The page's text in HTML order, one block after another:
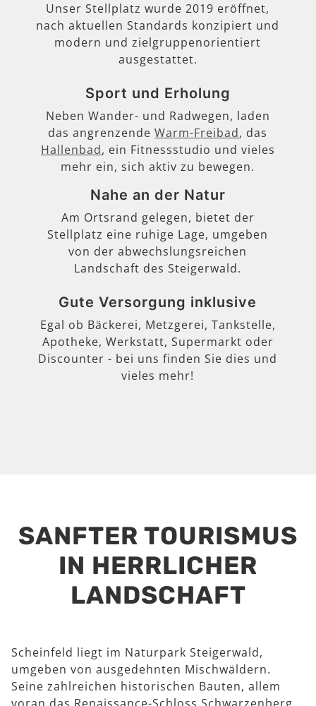
Unser Stellplatz wurde 2019 eröffnet,
nach aktuellen Standards konzipiert und
modern und zielgruppenorientiert
ausgestattet.
Sport und Erholung
Neben Wander- und Radwegen, laden
das angrenzendeWarm-Freibad, das
Hallenbad, ein Fitnessstudio und vieles
mehr ein, sich aktiv zu bewegen.
Nahe an der Natur
Am Ortsrand gelegen, bietet der
Stellplatz eine ruhige Lage, umgeben
von der abwechslungsreichen
Landschaft des Steigerwald.
Gute Versorgung inklusive
Egal ob Bäckerei, Metzgerei, Tankstelle,
Apotheke, Werkstatt, Supermarkt oder
Discounter - bei uns finden Sie dies und
vieles mehr!
SANFTER TOURISMUS
IN HERRLICHER
LANDSCHAFT
Scheinfeld liegt im Naturpark Steigerwald,
umgeben von ausgedehnten Mischwäldern.
Seine zahlreichen historischen Bauten, allem